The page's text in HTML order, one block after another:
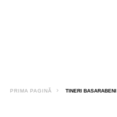
PRIMA PAGINĂ TINERI BASARABENI